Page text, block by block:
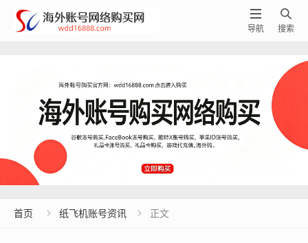

搜索

导航
首页  纸飞机账号资讯  正文